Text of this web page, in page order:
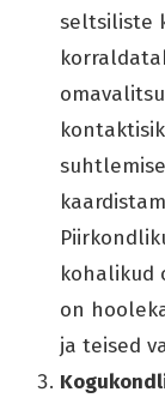
seltsiliste
kohalikud
on
ja teised